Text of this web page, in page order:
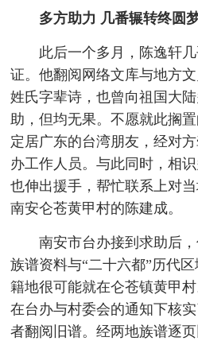
多方助力 几番辗转终圆
此后一个多月，陈逸轩
证。他翻阅网络文库与地方
姓氏字辈诗，也曾向祖国大
助，但均无果。不愿就此搁
定居广东的台湾朋友，经对
办工作人员。与此同时，相
也伸出援手，帮忙联系上对
南安仑苍黄甲村的陈建成。
南安市台办接到求助后
族谱资料与“二十六都”历代
籍地很可能就在仑苍镇黄甲
在台办与村委会的通知下核
者翻阅旧谱。经两地族谱逐